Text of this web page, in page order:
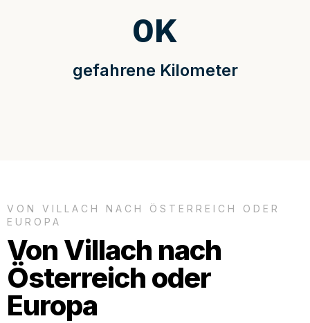
gefahrene Kilometer
0K
VON VILLACH NACH ÖSTERREICH ODER
EUROPA
Von Villach nach
Österreich oder
Europa